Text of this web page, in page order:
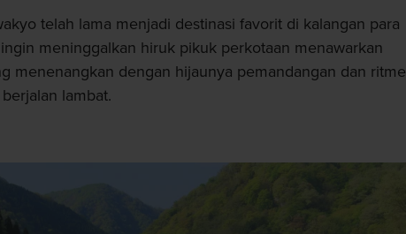
telah lama menjadi destinasi favorit di kalangan para
meninggalkan hiruk pikuk perkotaan menawarkan
menenangkan dengan hijaunya pemandangan dan ritme
lambat.